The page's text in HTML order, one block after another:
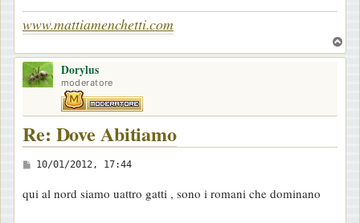
a
g
i
o
www.mattiamenchetti.com
o
Dorylus
moderatore
Re: Dove Abitiamo
M
s
10/01/2012, 17:44
qui al nord siamo uattro gatti , sono i romani che dominano